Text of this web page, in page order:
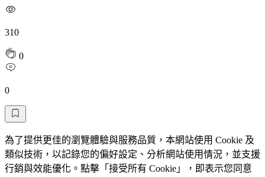
310
0
0
為了提供更佳的瀏覽體驗與服務品質，本網站使用 Cookie 及
類似技術，以記錄您的偏好設定、分析網站使用情況，並支援
行銷與效能優化。點擊「接受所有 Cookie」，即表示您同意